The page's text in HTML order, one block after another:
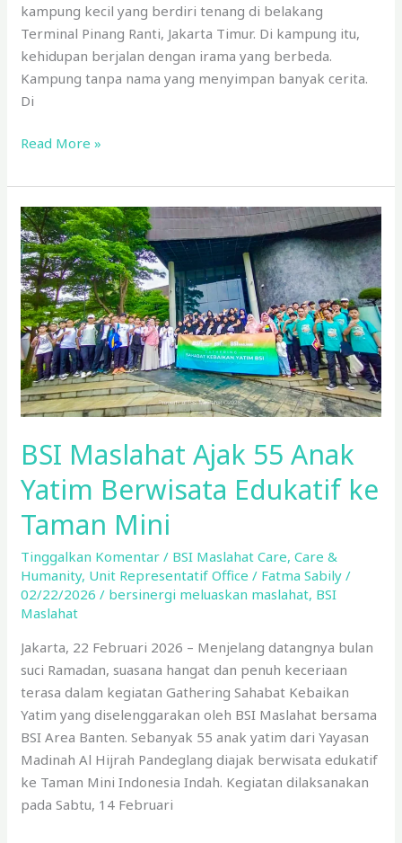
kampung kecil yang berdiri tenang di belakang
Terminal Pinang Ranti, Jakarta Timur. Di kampung itu,
kehidupan berjalan dengan irama yang berbeda.
Kampung tanpa nama yang menyimpan banyak cerita.
Di
Read More »
BSI Maslahat Ajak 55 Anak
Yatim Berwisata Edukatif ke
Taman Mini
Tinggalkan Komentar / BSI Maslahat Care,Care &
Humanity, Unit Representatif Office / Fatma Sabily/
02/22/2026/ bersinergi meluaskan maslahat, BSI
Maslahat
Jakarta, 22 Februari 2026 – Menjelang datangnya bulan
suci Ramadan, suasana hangat dan penuh keceriaan
terasa dalam kegiatan Gathering Sahabat Kebaikan
Yatim yang diselenggarakan oleh BSI Maslahat bersama
BSI Area Banten. Sebanyak 55 anak yatim dari Yayasan
Madinah Al Hijrah Pandeglang diajak berwisata edukatif
ke Taman Mini Indonesia Indah. Kegiatan dilaksanakan
pada Sabtu, 14 Februari
BSI
Maslahat
Ajak
55
Anak
Yatim
Berwisata
Edukatif
ke
Taman
Mini